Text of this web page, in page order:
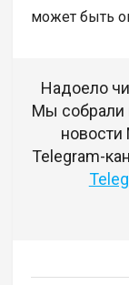
может быть
Надоело
Мы собрали
новости
Telegram-